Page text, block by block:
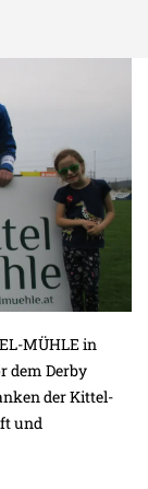
MÜHLE in
dem Derby
der Kittel-
und